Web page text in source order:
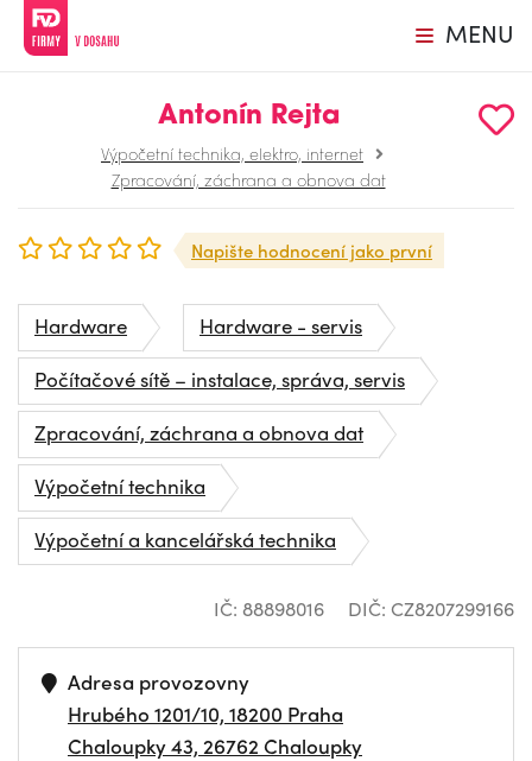
MENU
Antonín Rejta
Výpočetní technika, elektro, internet
Zpracování, záchrana a obnova dat
Napište hodnocení jako první
Hardware
Hardware - servis
Počítačové sítě – instalace, správa, servis
Zpracování, záchrana a obnova dat
Výpočetní technika
Výpočetní a kancelářská technika
IČ: 88898016 DIČ: CZ8207299166
Adresa provozovny
Hrubého 1201/10, 18200 Praha
Chaloupky 43, 26762 Chaloupky